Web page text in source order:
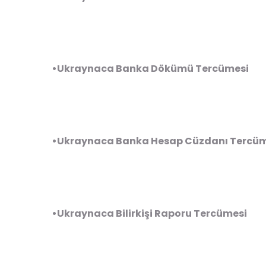
•Ukraynaca Banka Dökümü Tercümesi
•Ukraynaca Banka Hesap Cüzdanı
•Ukraynaca Bilirkişi Raporu Tercümesi